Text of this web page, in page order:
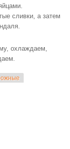
сливки, а затем
охлаждаем,